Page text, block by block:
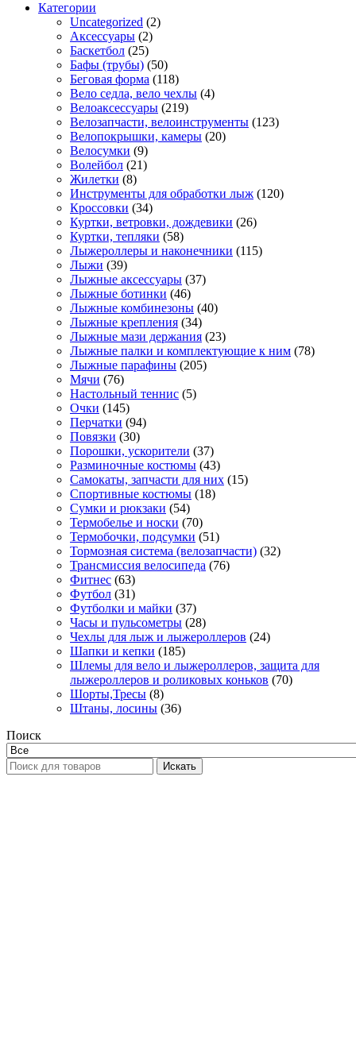
Категории
Uncategorized (2)
Аксессуары (2)
Баскетбол (25)
Бафы (трубы) (50)
Беговая форма (118)
Вело седла, вело чехлы (4)
Велоаксессуары (219)
Велозапчасти, велоинструменты (123)
Велопокрышки, камеры (20)
Велосумки (9)
Волейбол (21)
Жилетки (8)
Инструменты для обработки лыж (120)
Кроссовки (34)
Куртки, ветровки, дождевики (26)
Куртки, тепляки (58)
Лыжероллеры и наконечники (115)
Лыжи (39)
Лыжные аксессуары (37)
Лыжные ботинки (46)
Лыжные комбинезоны (40)
Лыжные крепления (34)
Лыжные мази держания (23)
Лыжные палки и комплектующие к ним (78)
Лыжные парафины (205)
Мячи (76)
Настольный теннис (5)
Очки (145)
Перчатки (94)
Повязки (30)
Порошки, ускорители (37)
Разминочные костюмы (43)
Самокаты, запчасти для них (15)
Спортивные костюмы (18)
Сумки и рюкзаки (54)
Термобелье и носки (70)
Термобочки, подсумки (51)
Тормозная система (велозапчасти) (32)
Трансмиссия велосипеда (76)
Фитнес (63)
Футбол (31)
Футболки и майки (37)
Часы и пульсометры (28)
Чехлы для лыж и лыжероллеров (24)
Шапки и кепки (185)
Шлемы для вело и лыжероллеров, защита для
лыжероллеров и роликовых коньков (70)
Шорты,Тресы (8)
Штаны, лосины (36)
Поиск
Искать